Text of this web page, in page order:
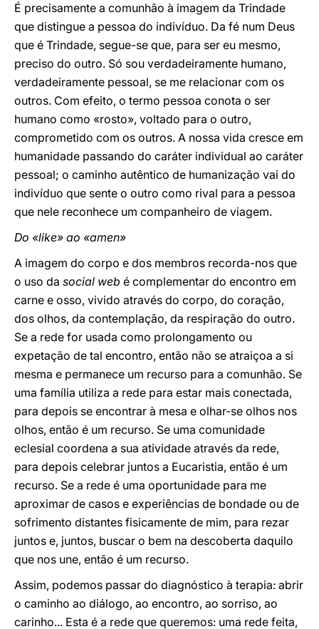
É precisamente a comunhão à imagem da Trindade
que distingue a pessoa do indivíduo. Da fé num Deus
que é Trindade, segue-se que, para ser eu mesmo,
preciso do outro. Só sou verdadeiramente humano,
verdadeiramente pessoal, se me relacionar com os
outros. Com efeito, o termo pessoa conota o ser
humano como «rosto», voltado para o outro,
comprometido com os outros. A nossa vida cresce em
humanidade passando do caráter individual ao caráter
pessoal; o caminho autêntico de humanização vai do
indivíduo que sente o outro como rival para a pessoa
que nele reconhece um companheiro de viagem.
Do «like» ao «amen»
A imagem do corpo e dos membros recorda-nos que
o uso da social web é complementar do encontro em
carne e osso, vivido através do corpo, do coração,
dos olhos, da contemplação, da respiração do outro.
Se a rede for usada como prolongamento ou
expetação de tal encontro, então não se atraiçoa a si
mesma e permanece um recurso para a comunhão. Se
uma família utiliza a rede para estar mais conectada,
para depois se encontrar à mesa e olhar-se olhos nos
olhos, então é um recurso. Se uma comunidade
eclesial coordena a sua atividade através da rede,
para depois celebrar juntos a Eucaristia, então é um
recurso. Se a rede é uma oportunidade para me
aproximar de casos e experiências de bondade ou de
sofrimento distantes fisicamente de mim, para rezar
juntos e, juntos, buscar o bem na descoberta daquilo
que nos une, então é um recurso.
Assim, podemos passar do diagnóstico à terapia: abrir
o caminho ao diálogo, ao encontro, ao sorriso, ao
carinho... Esta é a rede que queremos: uma rede feita,